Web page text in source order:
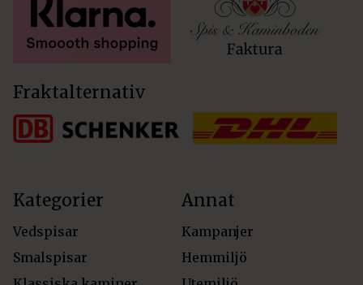
Fraktalternativ
Kategorier
Vedspisar
Smalspisar
Annat
Kampanjer
Hemmiljö